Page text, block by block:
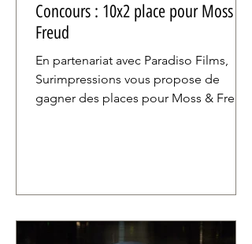
Concours : 10x2 place pour Moss &
Freud
En partenariat avec Paradiso Films,
Surimpressions vous propose de
gagner des places pour Moss & Freud,